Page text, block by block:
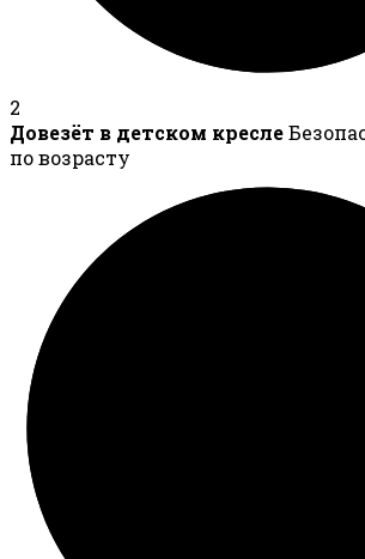
2
Довезёт в детском кресле
по возрасту